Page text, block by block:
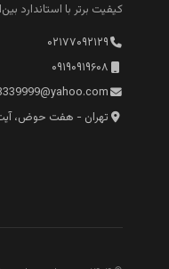
کیفیت برتر با استاندارد
۰۲۱۷۷۰۹۲۱۲۹
۰۹۱۹۰۹۱۹۶۰۸
تهران - هفت حوض، آیت